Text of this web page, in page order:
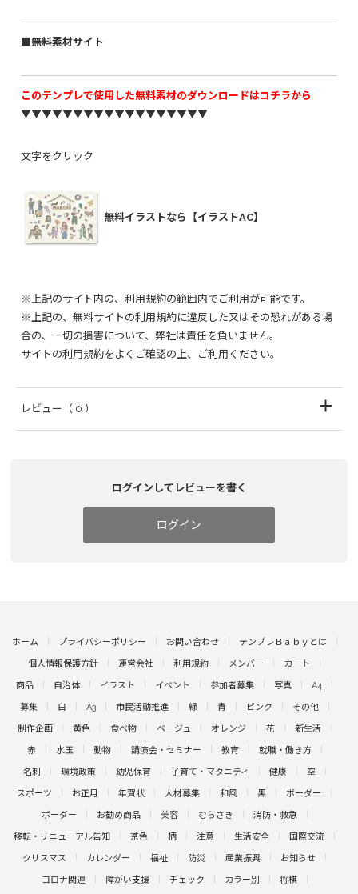
■無料素材サイト
このテンプレで使用した無料素材のダウンロードはコチラから
▼▼▼▼▼▼▼▼▼▼▼▼▼▼▼▼▼▼
文字をクリック
無料イラストなら【イラストAC】
※上記のサイト内の、利用規約の範囲内でご利用が可能です。
※上記の、無料サイトの利用規約に違反した又はその恐れがある場
合の、一切の損害について、弊社は責任を負いません。
サイトの利用規約をよくご確認の上、ご利用ください。
レビュー （ 0 ）
ログインしてレビューを書く
ログイン
ホーム プライバシーポリシー お問い合わせ テンプレＢａｂｙとは
個人情報保護方針 運営会社 利用規約 メンバー カート
商品 自治体 イラスト イベント 参加者募集 写真 A4
募集 白 A3 市民活動推進 緑 青 ピンク その他
制作企画 黄色 食べ物 ベージュ オレンジ 花 新生活
赤 水玉 動物 講演会・セミナー 教育 就職・働き方
名刺 環境政策 幼児保育 子育て・マタニティ 健康 空
スポーツ お正月 年賀状 人材募集 和風 黒 ボーダー
ボーダー お勧め商品 美容 むらさき 消防・救急
移転・リニューアル告知 茶色 柄 注意 生活安全 国際交流
クリスマス カレンダー 福祉 防災 産業振興 お知らせ
コロナ関連 障がい支援 チェック カラー別 将棋